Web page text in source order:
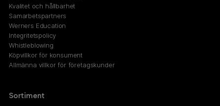
Kvalitet och hållbarhet
Samarbetspartners
Werners Education
Integritetspolicy
Whistleblowing
Köpvillkor för konsument
Allmänna villkor för företagskunder
Sortiment